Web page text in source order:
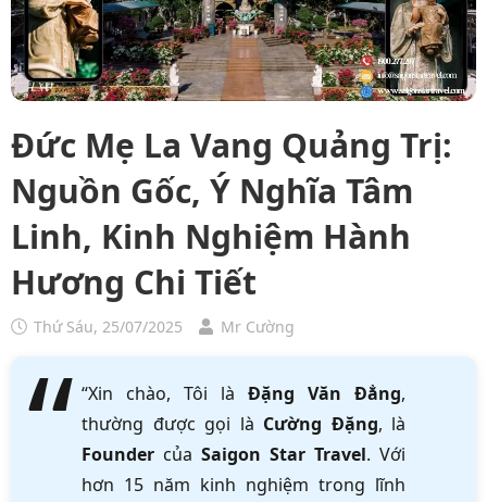
Đức Mẹ La Vang Quảng Trị:
Nguồn Gốc, Ý Nghĩa Tâm
Linh, Kinh Nghiệm Hành
Hương Chi Tiết
Thứ Sáu, 25/07/2025 Mr Cường
“Xin chào, Tôi là Đặng Văn Đẳng,
thường được gọi là Cường Đặng, là
Founder của Saigon Star Travel. Với
hơn 15 năm kinh nghiệm trong lĩnh